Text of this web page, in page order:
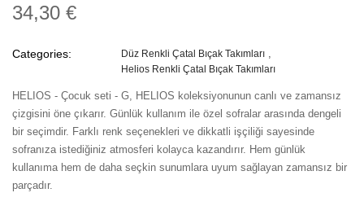
34,30 €
Categories:
Düz Renkli Çatal Bıçak Takımları
Helios Renkli Çatal Bıçak Takımları
HELIOS - Çocuk seti - G, HELIOS koleksiyonunun canlı ve zamansız
çizgisini öne çıkarır. Günlük kullanım ile özel sofralar arasında dengeli
bir seçimdir. Farklı renk seçenekleri ve dikkatli işçiliği sayesinde
sofranıza istediğiniz atmosferi kolayca kazandırır. Hem günlük
kullanıma hem de daha seçkin sunumlara uyum sağlayan zamansız bir
parçadır.